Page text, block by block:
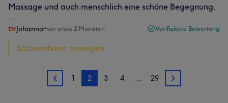
Massage und auch menschlich eine schöne Begegnung.
Johanna•vor etwa 2 Monaten Verifizierte Bewertung
Salonantwort anzeigen
1 1 2 3 4 … 29 3